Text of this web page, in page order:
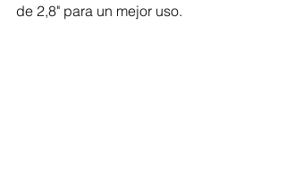
de 2,8" para un mejor uso.